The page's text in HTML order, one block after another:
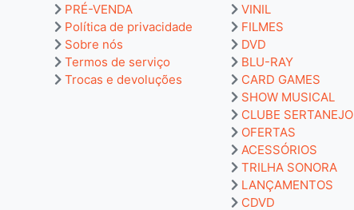
PRÉ-VENDA
Política de privacidade
Sobre nós
Termos de serviço
Trocas e devoluções
VINIL
FILMES
DVD
BLU-RAY
CARD GAMES
SHOW MUSICAL
CLUBE SERTANEJO
OFERTAS
ACESSÓRIOS
TRILHA SONORA
LANÇAMENTOS
CDVD